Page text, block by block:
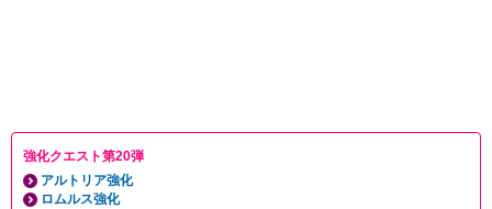
強化クエスト第20弾
アルトリア強化
ロムルス強化